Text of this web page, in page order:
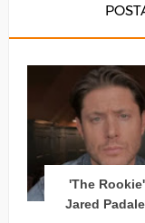
'The
Jared